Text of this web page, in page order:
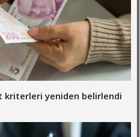
yeniden belirlendi